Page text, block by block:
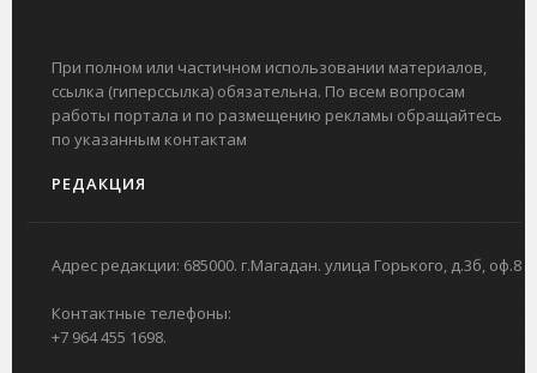
При полном или частичном использовании материалов,
ссылка (гиперссылка) обязательна. По всем вопросам
работы портала и по размещению рекламы обращайтесь
по указанным контактам
РЕДАКЦИЯ
Адрес редакции: 685000. г.Магадан. улица Горького, д.3б, оф.8
Контактные телефоны:
+7 964 455 1698.